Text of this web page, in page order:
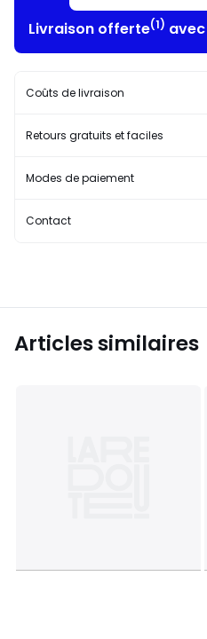
Livraison offerte(1) avec
Coûts de livraison
Retours gratuits et faciles
Modes de paiement
Contact
Articles similaires